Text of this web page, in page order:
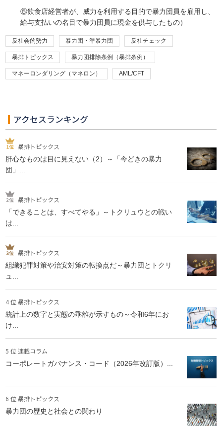
⑤飲食店経営者が、威力を利用する目的で暴力団員を雇用し、
給与支払いの名目で暴力団員に現金を供与したもの）
反社会的勢力 暴力団・準暴力団 反社チェック
暴排トピックス 暴力団排除条例（暴排条例）
マネーロンダリング（マネロン） AML/CFT
アクセスランキング
暴排トピックス
肝心なものは目に見えない（2）～「今どきの暴力
団」...
暴排トピックス
「できることは、すべてやる」～トクリュウとの戦い
は...
暴排トピックス
組織犯罪対策や治安対策の転換点だ～暴力団とトクリ
ュ...
4 位 暴排トピックス
統計上の数字と実態の乖離が示すもの～令和6年にお
け...
5 位 連載コラム
コーポレートガバナンス・コード（2026年改訂版）...
6 位 暴排トピックス
暴力団の歴史と社会との関わり